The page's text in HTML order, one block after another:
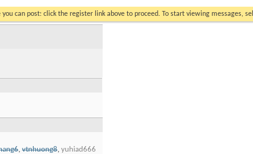
you can post: click the register link above to proceed. To start viewing messages,
, vtnhuong8, yuhiad666